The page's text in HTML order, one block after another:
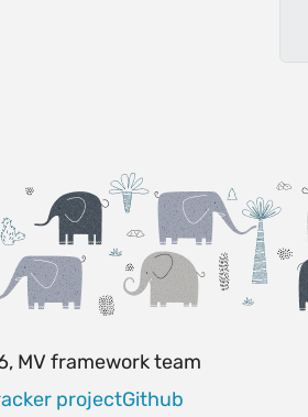
MV framework team
projectGithub